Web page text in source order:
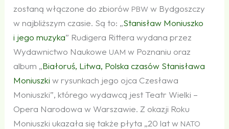
zostaną włączone do zbiorów PBW w Bydgoszczy
w najbliższym czasie. Są to: „Stanisław Moniuszko
i jego muzyka” Rudigera Rittera wydana przez
Wydawnictwo Naukowe UAM w Poznaniu oraz
album „Białoruś, Litwa, Polska czasów Stanisława
Moniuszki w rysunkach jego ojca Czesława
Moniuszki”, którego wydawcą jest Teatr Wielki –
Opera Narodowa w Warszawie. Z okazji Roku
Moniuszki ukazała się także płyta „20 lat w NATO